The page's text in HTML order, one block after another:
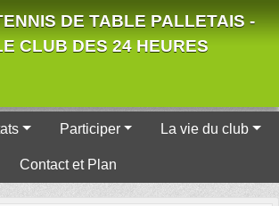
DE TABLE PALLETAIS -
CLUB DES 24 HEURES
Participer La vie du club
Contact et Plan
des cookies